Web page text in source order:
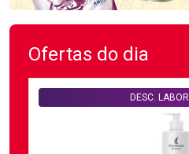
Ofertas do dia
DESC.